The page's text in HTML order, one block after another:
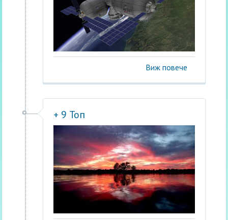
Виж повече
+ 9 Топ